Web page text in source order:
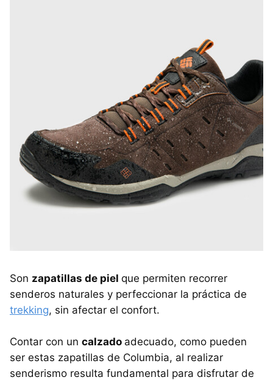
Son zapatillas de piel que permiten recorrer
senderos naturales y perfeccionar la práctica de
trekking, sin afectar el confort.
Contar con un calzado adecuado, como pueden
ser estas zapatillas de Columbia, al realizar
senderismo resulta fundamental para disfrutar de